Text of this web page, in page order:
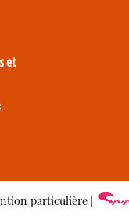
et
particulière |